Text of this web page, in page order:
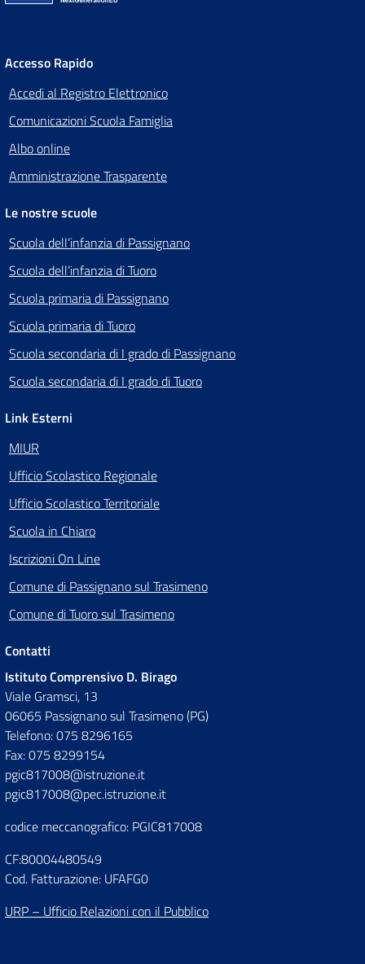
Accesso Rapido
Accedi al Registro Elettronico
Comunicazioni Scuola Famiglia
Albo online
Amministrazione Trasparente
Le nostre scuole
Scuola dell’infanzia di Passignano
Scuola dell’infanzia di Tuoro
Scuola primaria di Passignano
Scuola primaria di Tuoro
Scuola secondaria di I grado di Passignano
Scuola secondaria di I grado di Tuoro
Link Esterni
MIUR
Ufficio Scolastico Regionale
Ufficio Scolastico Territoriale
Scuola in Chiaro
Iscrizioni On Line
Comune di Passignano sul Trasimeno
Comune di Tuoro sul Trasimeno
Contatti
Istituto Comprensivo D. Birago
Viale Gramsci, 13
06065 Passignano sul Trasimeno (PG)
Telefono: 075 8296165
Fax: 075 8299154
pgic817008@istruzione.it
pgic817008@pec.istruzione.it
codice meccanografico: PGIC817008
CF:80004480549
Cod. Fatturazione: UFAFG0
URP – Ufficio Relazioni con il Pubblico